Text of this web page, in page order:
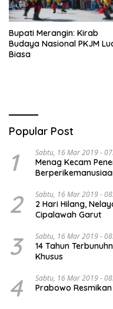
Bupati Merangin: Kirab
Budaya Nasional PKJM
Biasa
Popular Post
1 Sabtu, 16 Mar 2019 -
Menag Kecam
2 Sabtu, 16 Mar 2019 -
2 Hari Hilang,
Cipalawah Garut
3 Sabtu, 16 Mar 2019 -
14 Tahun
Khusus
4 Sabtu, 16 Mar 2019 -
Prabowo